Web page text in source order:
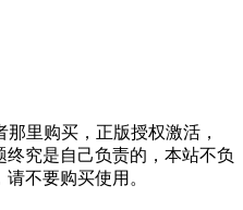
那里购买，正版授权激活，
究是自己负责的，本站不负
不要购买使用。